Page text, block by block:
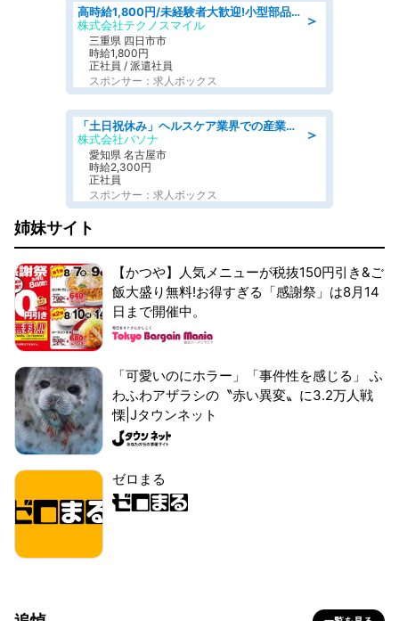
＞
高時給1,800円/未経験者大歓迎!小型部品の加工業務 denso aichi
株式会社テクノスマイル
三重県 四日市市
時給1,800円
正社員 / 派遣社員
スポンサー：求人ボックス
＞
「土日祝休み」ヘルスケア業界での産業保健師業務/看護師/高時給/未経験OK/要資格:正看護師
株式会社パソナ
愛知県 名古屋市
時給2,300円
正社員
スポンサー：求人ボックス
姉妹サイト
【かつや】人気メニューが税抜150円引き&ご
飯大盛り無料!お得すぎる「感謝祭」は8月14
日まで開催中。
「可愛いのにホラー」「事件性を感じる」 ふ
わふわアザラシの〝赤い異変〟に3.2万人戦
慄|Jタウンネット
ゼロまる